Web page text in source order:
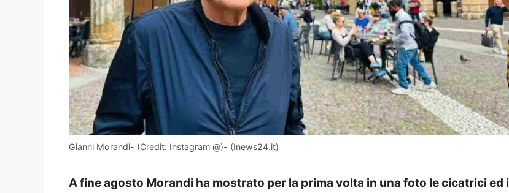
Gianni Morandi- (Credit: Instagram @)- (Inews24.it)
A fine agosto Morandi ha mostrato per la prima volta in una foto le cicatrici ed i